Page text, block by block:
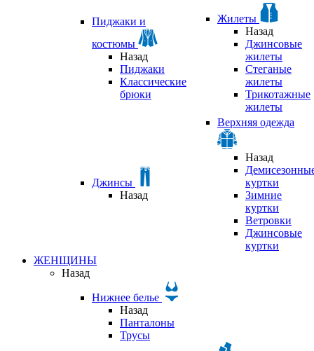
Пиджаки и
костюмы
Назад
Пиджаки
Классические
брюки
Жилеты
Назад
Джинсовые
жилеты
Стеганые
жилеты
Трикотажные
жилеты
Джинсы
Назад
Верхняя одежда
Назад
куртки
Зимние
куртки
Ветровки
Джинсовые
куртки
ЖЕНЩИНЫ
Назад
Нижнее белье
Назад
Панталоны
Трусы